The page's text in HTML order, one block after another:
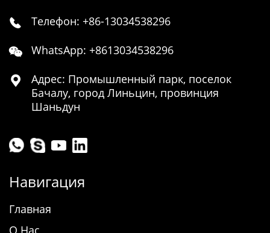
 Телефон: +86-13034538296
 WhatsApp: +8613034538296

Адрес: Промышленный парк, поселок
Бачалу, город Линьцин, провинция
Шаньдун
Навигация
Главная
О Нас